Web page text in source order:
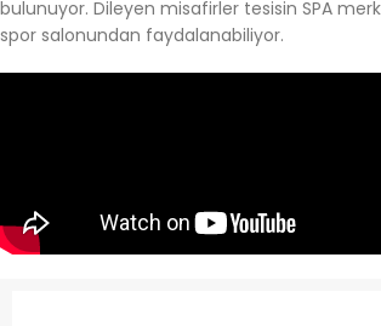
bulunuyor. Dileyen misafirler tesisin SPA
spor salonundan faydalanabiliyor.